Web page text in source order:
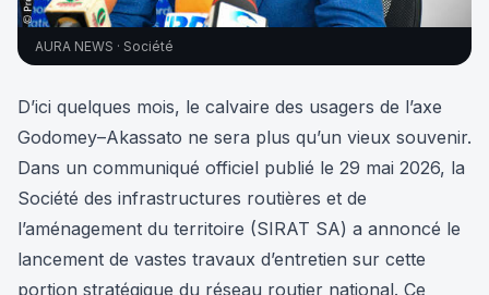
AURA NEWS · Société
D’ici quelques mois, le calvaire des usagers de l’axe
Godomey–Akassato ne sera plus qu’un vieux souvenir.
Dans un communiqué officiel publié le 29 mai 2026, la
Société des infrastructures routières et de
l’aménagement du territoire (SIRAT SA) a annoncé le
lancement de vastes travaux d’entretien sur cette
portion stratégique du réseau routier national. Ce